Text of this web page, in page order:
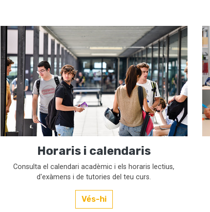
Horaris i calendaris
Consulta el calendari acadèmic i els horaris lectius,
d'exàmens i de tutories del teu curs.
Vés-hi